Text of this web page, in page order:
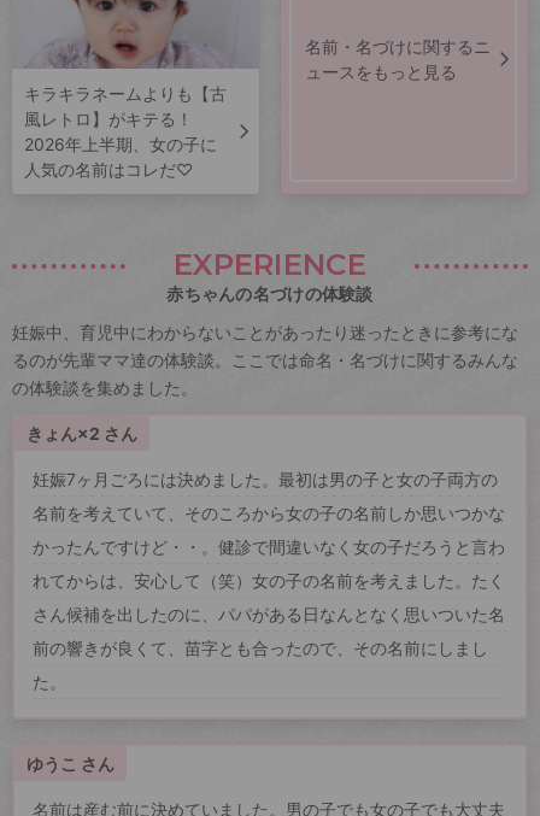
キラキラネームよりも【古
風レトロ】がキテる！
2026年上半期、女の子に
人気の名前はコレだ♡
名前・名づけに関するニ
ュースをもっと見る
EXPERIENCE
赤ちゃんの名づけの体験談
妊娠中、育児中にわからないことがあったり迷ったときに参考にな
るのが先輩ママ達の体験談。ここでは命名・名づけに関するみんな
の体験談を集めました。
きょん×2 さん
妊娠7ヶ月ごろには決めました。最初は男の子と女の子両方の
名前を考えていて、そのころから女の子の名前しか思いつかな
かったんですけど・・。健診で間違いなく女の子だろうと言わ
れてからは、安心して（笑）女の子の名前を考えました。たく
さん候補を出したのに、パパがある日なんとなく思いついた名
前の響きが良くて、苗字とも合ったので、その名前にしまし
た。
ゆうこ さん
名前は産む前に決めていました。男の子でも女の子でも大丈夫